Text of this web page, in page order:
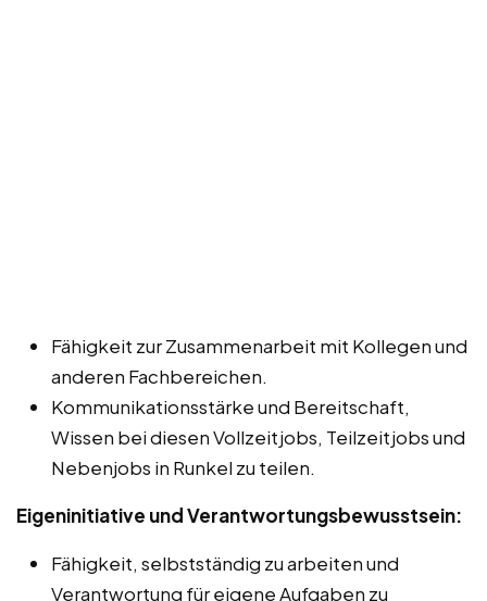
Fähigkeit zur Zusammenarbeit mit Kollegen und
anderen Fachbereichen.
Kommunikationsstärke und Bereitschaft,
Wissen bei diesen Vollzeitjobs, Teilzeitjobs und
Nebenjobs in Runkel zu teilen.
Eigeninitiative und Verantwortungsbewusstsein:
Fähigkeit, selbstständig zu arbeiten und
Verantwortung für eigene Aufgaben zu